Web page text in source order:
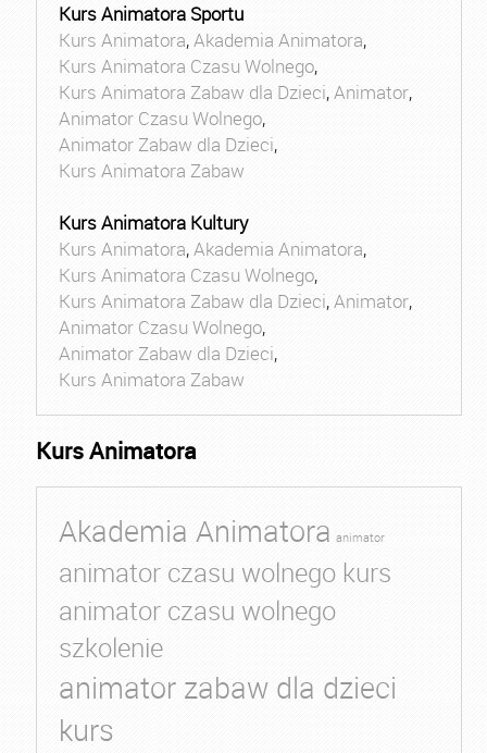
Kurs Animatora Sportu
Kurs Animatora,Akademia Animatora,
Kurs Animatora Czasu Wolnego,
Kurs Animatora Zabaw dla Dzieci,Animator,
Animator Czasu Wolnego,
Animator Zabaw dla Dzieci,
Kurs Animatora Zabaw
Kurs Animatora Kultury
Kurs Animatora,Akademia Animatora,
Kurs Animatora Czasu Wolnego,
Kurs Animatora Zabaw dla Dzieci,Animator,
Animator Czasu Wolnego,
Animator Zabaw dla Dzieci,
Kurs Animatora Zabaw
Kurs Animatora
Akademia Animatora animator
animator czasu wolnego kurs
animator czasu wolnego
szkolenie
animator zabaw dla dzieci
kurs